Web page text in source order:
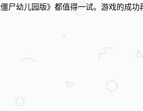
幼儿园版》都值得一试。游戏的成